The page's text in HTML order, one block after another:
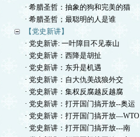
· 希腊圣哲：抽象的狗和完美的猫
· 希腊圣哲；最聪明的人是谁
【党史新讲】
· 党史新讲: 一叶障目不见泰山
· 党史新讲：西降是胡扯
· 党史新讲：东升是机遇
· 党史新讲：自大仇美战狼外交
· 党史新讲：集权反腐越反越腐
· 党史新讲：打开国门搞开放--奥运
· 党史新讲：打开国门搞开放—WTO
· 党史新讲：打开国门搞开放---南